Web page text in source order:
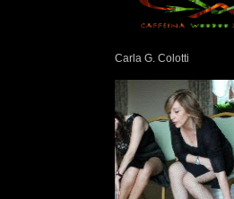
Carla G. Colotti